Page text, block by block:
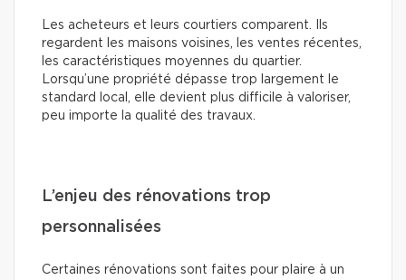
Les acheteurs et leurs courtiers comparent. Ils
regardent les maisons voisines, les ventes récentes,
les caractéristiques moyennes du quartier.
Lorsqu’une propriété dépasse trop largement le
standard local, elle devient plus difficile à valoriser,
peu importe la qualité des travaux.
L’enjeu des rénovations trop
personnalisées
Certaines rénovations sont faites pour plaire à un